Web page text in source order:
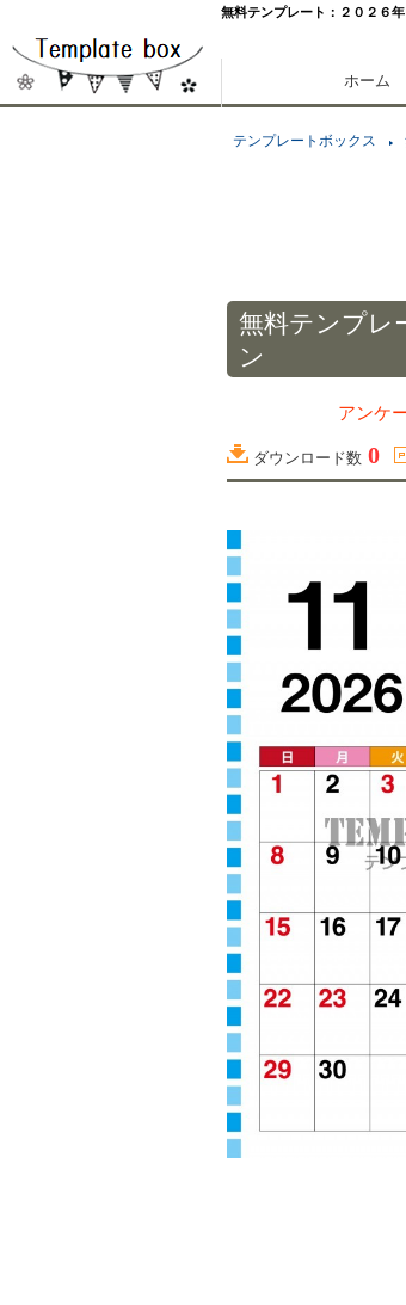
無料テンプレート：２０２６
ホーム
テンプレートボックス
無料テンプレ
ン
アンケ
ダウンロード数 0